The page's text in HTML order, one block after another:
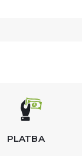
PLATBA